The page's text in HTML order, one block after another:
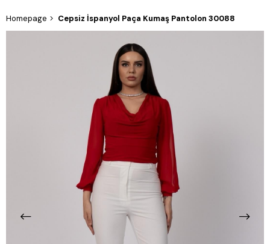
Homepage Cepsiz İspanyol Paça Kumaş Pantolon 30088